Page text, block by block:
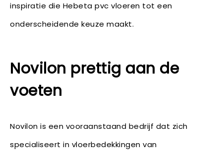
inspiratie die Hebeta pvc vloeren tot een
onderscheidende keuze maakt.
Novilon prettig aan de
voeten
Novilon is een vooraanstaand bedrijf dat zich
specialiseert in vloerbedekkingen van